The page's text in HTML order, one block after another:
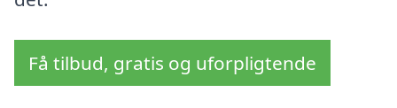
Få tilbud, gratis og uforpligtende